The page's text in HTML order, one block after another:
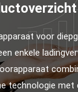
voor
enkele
technologie met